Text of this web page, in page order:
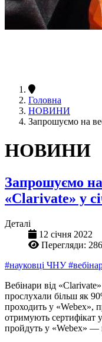
Головна
НОВИНИ
Запрошуємо на
НОВИНИ
Запрошуємо
«Clarivate» у
Деталі
12 січня 2022
Перегляди:
#науковці ЧНУ
Вебінари від
прослухали більш як
проходить у «Webex»,
отримують сертифікат
пройдуть у «Webex» —